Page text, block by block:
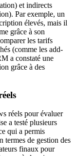
et indirects
Par exemple, un
élevés, mais il
grâce à son
les tarifs
(comme les add-
a constaté une
grâce à des
réels pour évaluer
a testé plusieurs
qui a permis
termes de gestion des
finaux pour